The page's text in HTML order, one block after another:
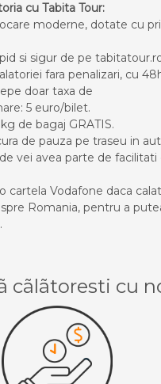
cu Tabita Tour:
moderne, dotate cu
si sigur de pe
fara penalizari, cu
doar taxa de
5 euro/bilet.
de bagaj GRATIS.
de pauza pe traseu in
vei avea parte de
cartela Vodafone daca
Romania, pentru a
cãlãtoresti cu